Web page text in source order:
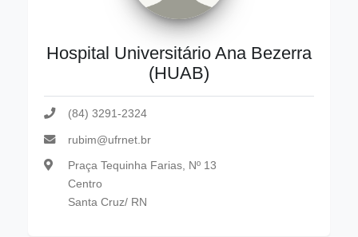
Hospital Universitário Ana Bezerra
(HUAB)
(84) 3291-2324
rubim@ufrnet.br
Praça Tequinha Farias, Nº 13
Centro
Santa Cruz/ RN